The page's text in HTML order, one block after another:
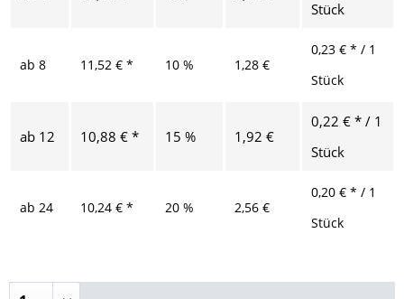
Stück
ab 8 11,52 € * 10 % 1,28 €
0,23 € * / 1
Stück
ab 12 10,88 € * 15 % 1,92 €
0,22 € * / 1
Stück
ab 24 10,24 € * 20 % 2,56 €
0,20 € * / 1
Stück